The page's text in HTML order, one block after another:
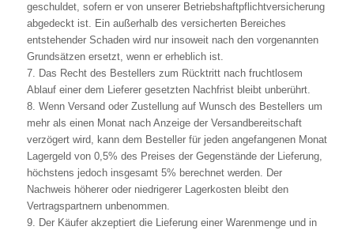
geschuldet, sofern er von unserer Betriebshaftpflichtversicherung
abgedeckt ist. Ein außerhalb des versicherten Bereiches
entstehender Schaden wird nur insoweit nach den vorgenannten
Grundsätzen ersetzt, wenn er erheblich ist.
7. Das Recht des Bestellers zum Rücktritt nach fruchtlosem
Ablauf einer dem Lieferer gesetzten Nachfrist bleibt unberührt.
8. Wenn Versand oder Zustellung auf Wunsch des Bestellers um
mehr als einen Monat nach Anzeige der Versandbereitschaft
verzögert wird, kann dem Besteller für jeden angefangenen Monat
Lagergeld von 0,5% des Preises der Gegenstände der Lieferung,
höchstens jedoch insgesamt 5% berechnet werden. Der
Nachweis höherer oder niedrigerer Lagerkosten bleibt den
Vertragspartnern unbenommen.
9. Der Käufer akzeptiert die Lieferung einer Warenmenge und in